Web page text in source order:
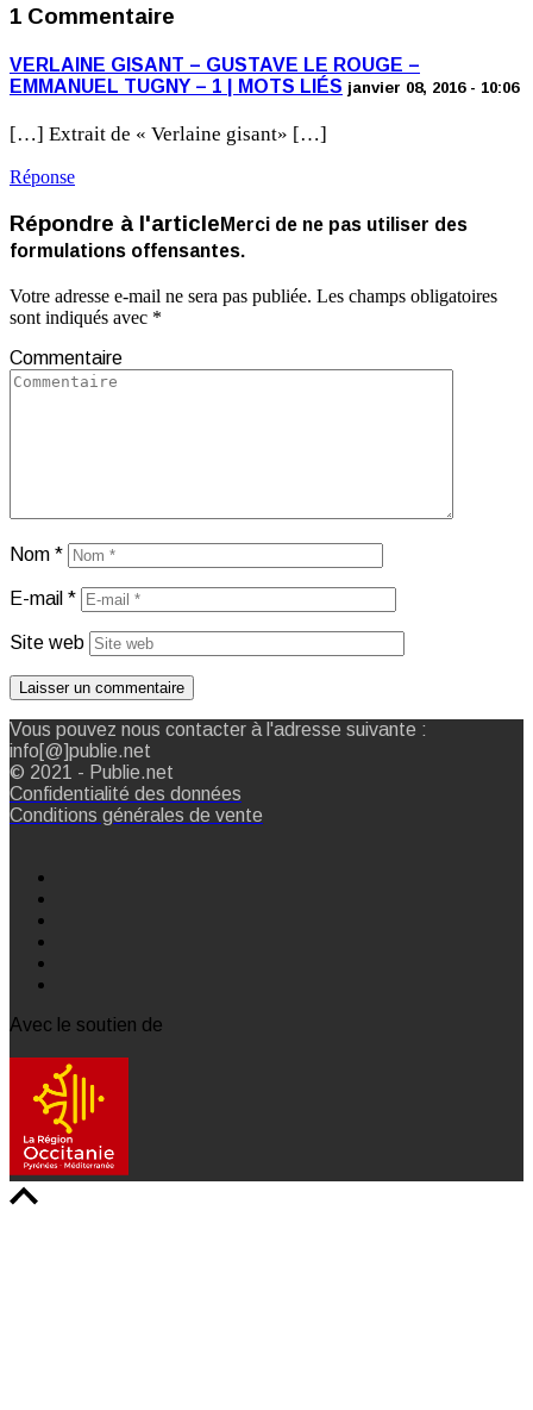
1 Commentaire
VERLAINE GISANT – GUSTAVE LE ROUGE –
EMMANUEL TUGNY – 1 | MOTS LIÉS janvier 08, 2016 - 10:06
[…] Extrait de « Verlaine gisant» […]
Réponse
Répondre à l'article Merci de ne pas utiliser des
formulations offensantes.
Votre adresse e-mail ne sera pas publiée. Les champs obligatoires
sont indiqués avec *
Commentaire
Nom *
E-mail *
Site web
Vous pouvez nous contacter à l'adresse suivante :
info[@]publie.net
© 2021 - Publie.net
Confidentialité des données
Conditions générales de vente
Avec le soutien de